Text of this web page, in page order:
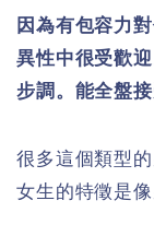
因為有包容力
異性中很受歡
步調。能全盤
很多這個類型
女生的特徵是